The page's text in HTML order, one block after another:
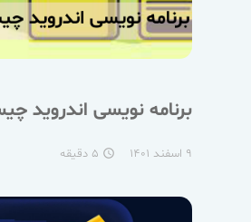
برنامه نویسی اندروید
۹ اسفند ۱۴۰۱ access_time